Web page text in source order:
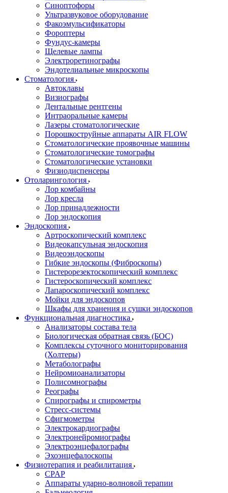
Синоптофоры
Ультразвуковое оборудование
Факоэмульсификаторы
Фороптеры
Фундус-камеры
Щелевые лампы
Электроретинографы
Эндотелиальные микроскопы
Стоматология
Автоклавы
Визиографы
Дентальные рентгены
Интраоральные камеры
Лазеры стоматологические
Порошкоструйные аппараты AIR FLOW
Стоматологические проявочные машины
Стоматологические томографы
Стоматологические установки
Физиодиспенсеры
Отоларингология
Лор комбайны
Лор кресла
Лор принадлежности
Лор эндоскопия
Эндоскопия
Артроскопический комплекс
Видеокапсульная эндоскопия
Видеоэндоскопы
Гибкие эндоскопы (Фиброcкопы)
Гистерорезектоскопический комплекс
Гистероскопический комплекс
Лапароскопический комплекс
Мойки для эндоскопов
Шкафы для хранения и сушки эндоскопов
Функциональная диагностика
Анализаторы состава тела
Биологическая обратная связь (БОС)
Комплексы суточного мониторирования
(Холтеры)
Метаболографы
Нейромиоанализаторы
Полисомнографы
Реографы
Спирографы и спирометры
Стресс-системы
Сфигмометры
Электрокардиографы
Электронейромиографы
Электроэнцефалографы
Эхоэнцефалоскопы
Физиотерапия и реабилитация
CPAP
Аппараты ударно-волновой терапии